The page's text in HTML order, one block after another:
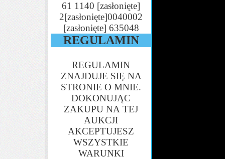
61 1140 [zasłonięte]
2[zasłonięte]0040002
[zasłonięte] 635048
REGULAMIN
REGULAMIN
ZNAJDUJE SIĘ NA
STRONIE O MNIE.
DOKONUJĄC
ZAKUPU NA TEJ
AUKCJI
AKCEPTUJESZ
WSZYSTKIE
WARUNKI